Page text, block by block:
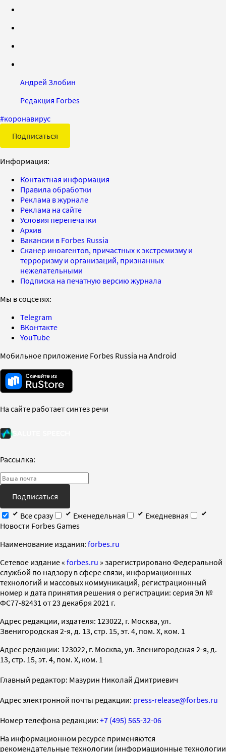
Андрей Злобин
Редакция Forbes
#коронавирус
Подписаться
Информация:
Контактная информация
Правила обработки
Реклама в журнале
Реклама на сайте
Условия перепечатки
Архив
Вакансии в Forbes Russia
Сканер иноагентов, причастных к экстремизму и
терроризму и организаций, признанных
нежелательными
Подписка на печатную версию журнала
Мы в соцсетях:
Telegram
ВКонтакте
YouTube
Мобильное приложение Forbes Russia на Android
На сайте работает синтез речи
Рассылка:
Подписаться
Все сразу
Еженедельная
Ежедневная
Новости Forbes Games
Наименование издания: forbes.ru
Cетевое издание « forbes.ru » зарегистрировано Федеральной
службой по надзору в сфере связи, информационных
технологий и массовых коммуникаций, регистрационный
номер и дата принятия решения о регистрации: серия Эл №
ФС77-82431 от 23 декабря 2021 г.
Адрес редакции, издателя: 123022, г. Москва, ул.
Звенигородская 2-я, д. 13, стр. 15, эт. 4, пом. X, ком. 1
Адрес редакции: 123022, г. Москва, ул. Звенигородская 2-я, д.
13, стр. 15, эт. 4, пом. X, ком. 1
Главный редактор: Мазурин Николай Дмитриевич
Адрес электронной почты редакции: press-release@forbes.ru
Номер телефона редакции: +7 (495) 565-32-06
На информационном ресурсе применяются
рекомендательные технологии (информационные технологии